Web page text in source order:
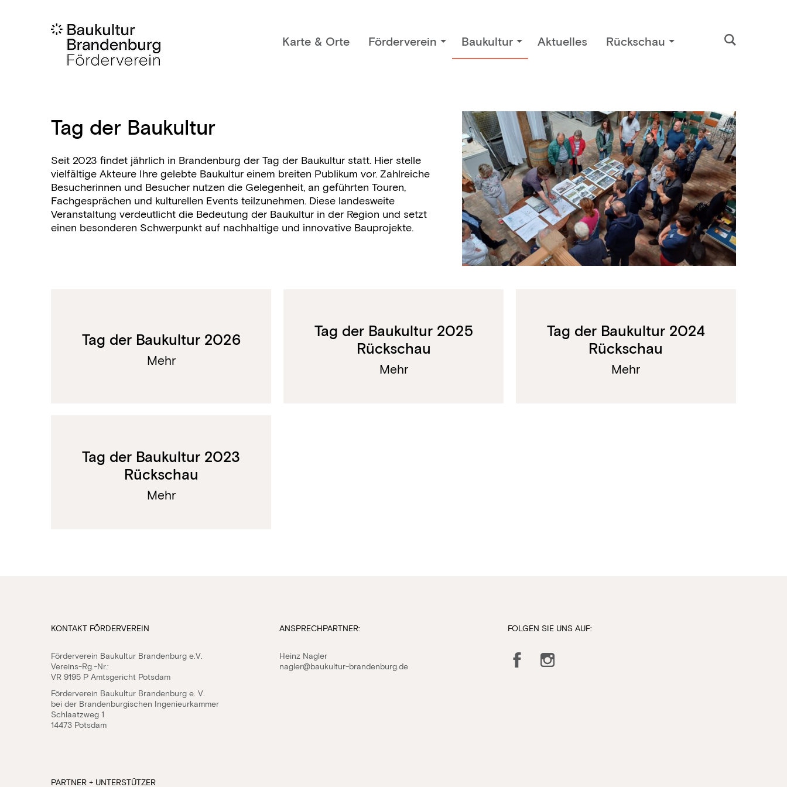
Karte & Orte Förderverein Baukultur Aktuelles Rückschau
Tag der Baukultur
Seit 2023 findet jährlich in Brandenburg der Tag der Baukultur statt. Hier stelle
vielfältige Akteure Ihre gelebte Baukultur einem breiten Publikum vor. Zahlreiche
Besucherinnen und Besucher nutzen die Gelegenheit, an geführten Touren,
Fachgesprächen und kulturellen Events teilzunehmen. Diese landesweite
Veranstaltung verdeutlicht die Bedeutung der Baukultur in der Region und setzt
einen besonderen Schwerpunkt auf nachhaltige und innovative Bauprojekte.
Tag der Baukultur 2026
Mehr
Tag der Baukultur 2025
Rückschau
Mehr
Tag der Baukultur 2024
Rückschau
Mehr
Tag der Baukultur 2023
Rückschau
Mehr
KONTAKT FÖRDERVEREIN
Förderverein Baukultur Brandenburg e.V.
Vereins-Rg.-Nr.:
VR 9195 P Amtsgericht Potsdam
Förderverein Baukultur Brandenburg e. V.
bei der Brandenburgischen Ingenieurkammer
Schlaatzweg 1
14473 Potsdam
ANSPRECHPARTNER:
Heinz Nagler
nagler@baukultur-brandenburg.de
FOLGEN SIE UNS AUF:
FacebookInstagram
PARTNER + UNTERSTÜTZER